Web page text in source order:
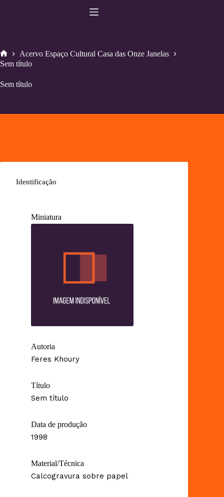
Home
Acervo Espaço Cultural Casa das Onze Janelas
Sem título
Sem título
Identificação
Miniatura
Autoria
Feres Khoury
Título
Sem título
Data de produção
1998
Material/Técnica
Calcogravura sobre papel